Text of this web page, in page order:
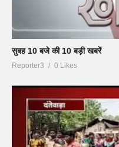
सुबह 10 बजे की 10 बड़ी खबरें
Reporter3 0 Likes